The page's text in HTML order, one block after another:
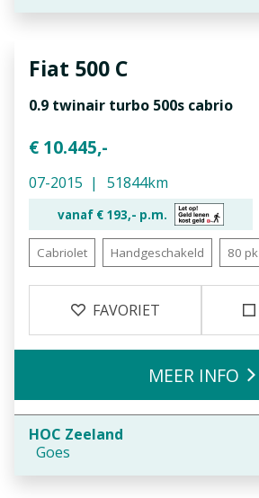
Fiat 500 C
0.9 twinair turbo 500s cabrio
€ 10.445,-
07-2015 51844km
vanaf € 193,- p.m.
Cabriolet Handgeschakeld 80 pk
FAVORIET
HOC Zeeland
Goes
MEER INFO